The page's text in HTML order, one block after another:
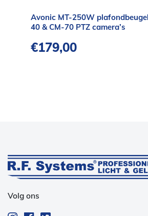
Avonic MT-250W
40 & CM-70 PTZ camera’s
€179,00
Volg ons